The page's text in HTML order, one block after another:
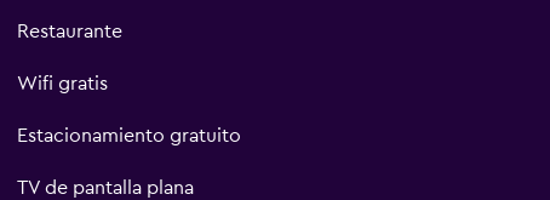
Restaurante
Wifi gratis
Estacionamiento gratuito
TV de pantalla plana